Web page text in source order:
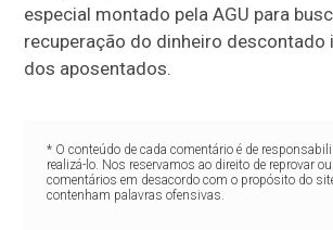
especial montado pela AGU para
recuperação do dinheiro descontado
dos aposentados.
* O conteúdo de cada comentário é de
realizá-lo. Nos reservamos ao direito de reprovar
comentários em desacordo com o propósito do
contenham palavras ofensivas.